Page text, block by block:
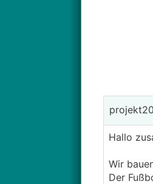
Hallo
Wir
Der